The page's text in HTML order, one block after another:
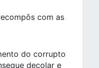
com as
do corrupto
decolar e